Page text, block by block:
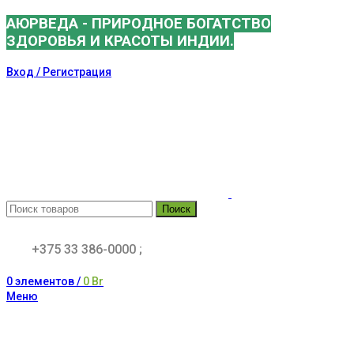
АЮРВЕДА - ПРИРОДНОЕ БОГАТСТВО
ЗДОРОВЬЯ И КРАСОТЫ ИНДИИ.
Вход / Регистрация
Поиск
+375 33 386-0000 ;
0элементов/ 0 Br
Меню